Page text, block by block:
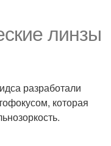
линзы
разработали
которая